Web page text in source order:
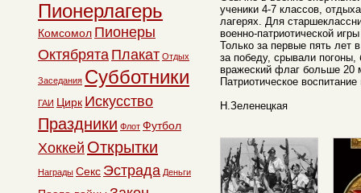
ученики 4-7 классов,
лагерях. Для
военно-патриотической
Только за первые пять лет
за победу, срывали
вражеский флаг больше 20
Патриотическое
Н.Зеленецкая
Пионерлагерь
Комсомол Пионеры
Октябрята Плакат Отдых
Заседания Субботники
ГАИ Цирк Искусство
Праздники Флот Футбол
Хоккей Открытки
Награды Секс Эстрада Деньги